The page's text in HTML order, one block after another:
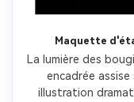
Maquette
La lumière des
encadrée
illustration